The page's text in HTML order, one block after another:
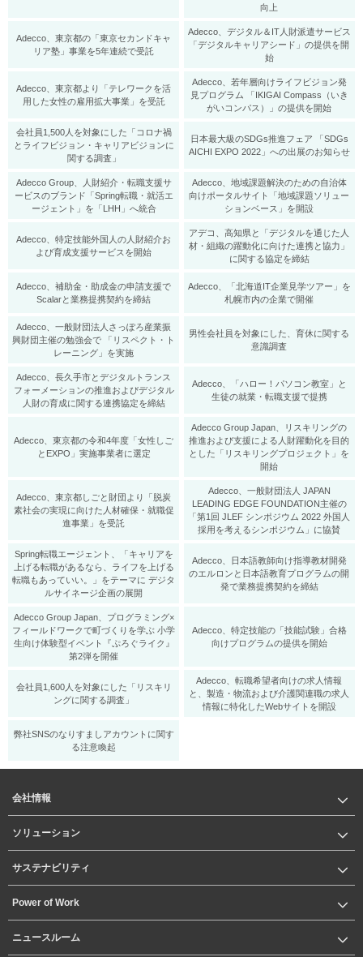
向上
Adecco、東京都の「東京セカンドキャ
リア塾」事業を5年連続で受託
Adecco、デジタル＆IT人財派遣サービス
「デジタルキャリアシード」の提供を開
始
Adecco、東京都より「テレワークを活
用した女性の雇用拡大事業」を受託
Adecco、若年層向けライフビジョン発
見プログラム 「IKIGAI Compass（いき
がいコンパス）」の提供を開始
会社員1,500人を対象にした「コロナ禍
とライフビジョン・キャリアビジョンに
関する調査」
日本最大級のSDGs推進フェア 「SDGs
AICHI EXPO 2022」への出展のお知らせ
Adecco Group、人財紹介・転職支援サ
ービスのブランド「Spring転職・就活エ
ージェント」を「LHH」へ統合
Adecco、地域課題解決のための自治体
向けポータルサイト「地域課題ソリュー
ションベース」を開設
Adecco、特定技能外国人の人財紹介お
よび育成支援サービスを開始
アデコ、高知県と「デジタルを通じた人
材・組織の躍動化に向けた連携と協力」
に関する協定を締結
Adecco、補助⾦・助成⾦の申請支援で
Scalarと業務提携契約を締結
Adecco、「北海道IT企業見学ツアー」を
札幌市内の企業で開催
Adecco、一般財団法人さっぽろ産業振
興財団主催の勉強会で 「リスペクト・ト
レーニング」を実施
男性会社員を対象にした、育休に関する
意識調査
Adecco、長久手市とデジタルトランス
フォーメーションの推進およびデジタル
人財の育成に関する連携協定を締結
​Adecco、「ハロー！パソコン教室」と
生徒の就業・転職支援で提携
Adecco、東京都の令和4年度「女性しご
とEXPO」実施事業者に選定
Adecco Group Japan、リスキリングの
推進および支援による人財躍動化を目的
とした「リスキリングプロジェクト」を
開始
Adecco、東京都しごと財団より「脱炭
素社会の実現に向けた人材確保・就職促
進事業」を受託
Adecco、一般財団法人 JAPAN
LEADING EDGE FOUNDATION主催の
「第1回 JLEF シンポジウム 2022 外国人
採用を考えるシンポジウム」に協賛
Spring転職エージェント、「キャリアを
上げる転職があるなら、ライフを上げる
転職もあっていい。」をテーマに デジタ
ルサイネージ企画の展開
Adecco、日本語教師向け指導教材開発
のエルロンと日本語教育プログラムの開
発で業務提携契約を締結
Adecco Group Japan、プログラミング×
フィールドワークで町づくりを学ぶ 小学
生向け体験型イベント『ぷろぐライク』
第2弾を開催
Adecco、特定技能の「技能試験」合格
向けプログラムの提供を開始
会社員1,600人を対象にした「リスキリ
ングに関する調査」
Adecco、転職希望者向けの求人情報
と、製造・物流および介護関連職の求人
情報に特化したWebサイトを開設
弊社SNSのなりすましアカウントに関す
る注意喚起
会社情報
ソリューション
サステナビリティ
Power of Work
ニュースルーム